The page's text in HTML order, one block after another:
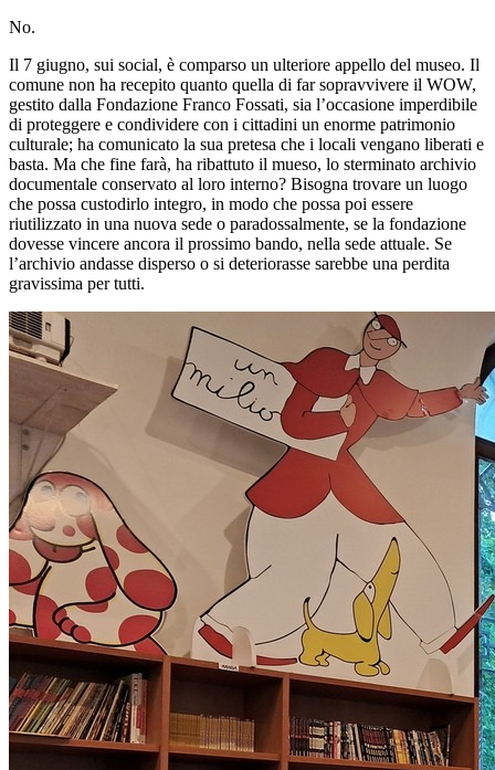
No.
Il 7 giugno, sui social, è comparso un ulteriore appello del museo. Il
comune non ha recepito quanto quella di far sopravvivere il WOW,
gestito dalla Fondazione Franco Fossati, sia l’occasione imperdibile
di proteggere e condividere con i cittadini un enorme patrimonio
culturale; ha comunicato la sua pretesa che i locali vengano liberati e
basta. Ma che fine farà, ha ribattuto il mueso, lo sterminato archivio
documentale conservato al loro interno? Bisogna trovare un luogo
che possa custodirlo integro, in modo che possa poi essere
riutilizzato in una nuova sede o paradossalmente, se la fondazione
dovesse vincere ancora il prossimo bando, nella sede attuale. Se
l’archivio andasse disperso o si deteriorasse sarebbe una perdita
gravissima per tutti.